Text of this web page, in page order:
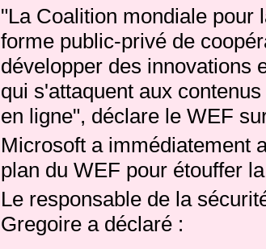
"La Coalition mondiale pour
forme public-privé de
développer des innovations
qui s'attaquent aux
en ligne", déclare le WEF
Microsoft a immédiatement
plan du WEF pour étouffer
Le responsable de la
Gregoire a déclaré :